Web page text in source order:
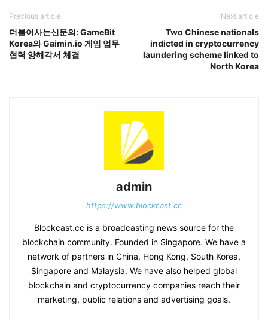
Previous article
더불어사는신문의: GameBit
Korea와 Gaimin.io 게임 업무
협력 양해각서 체결
Next article
Two Chinese nationals
indicted in cryptocurrency
laundering scheme linked to
North Korea
admin
https://www.blockcast.cc
Blockcast.cc is a broadcasting news source for the
blockchain community. Founded in Singapore. We have a
network of partners in China, Hong Kong, South Korea,
Singapore and Malaysia. We have also helped global
blockchain and cryptocurrency companies reach their
marketing, public relations and advertising goals.